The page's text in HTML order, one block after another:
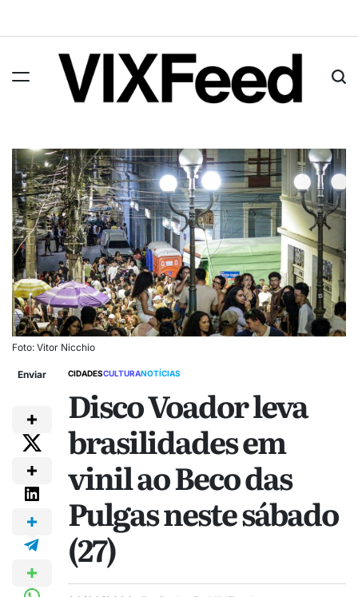
Foto: Vitor Nicchio
Enviar CIDADESCULTURANOTÍCIAS
Disco Voador leva
brasilidades em
vinil ao Beco das
Pulgas neste sábado
(27)